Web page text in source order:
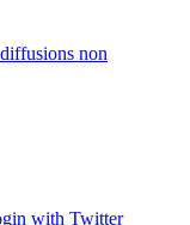
non
with Twitter